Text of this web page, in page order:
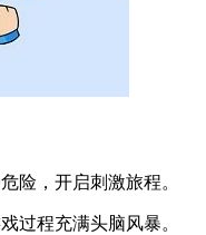
险，开启刺激旅程。
过程充满头脑风暴。